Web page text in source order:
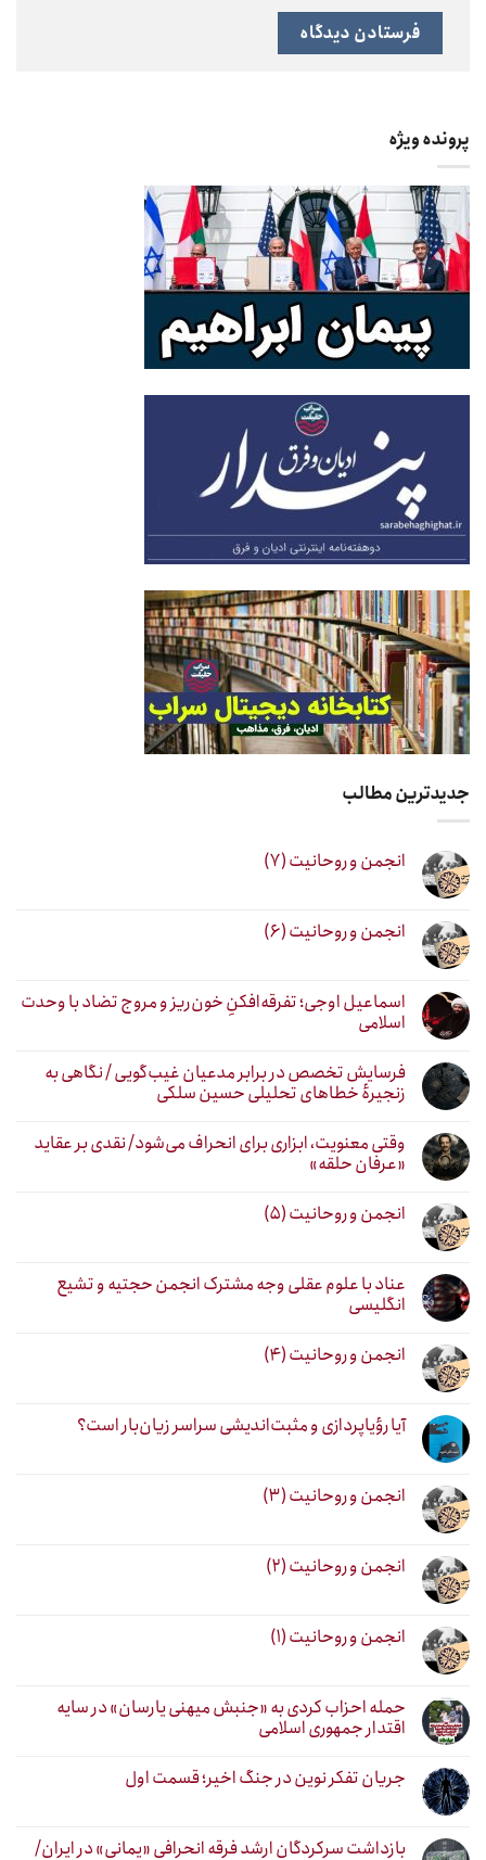
پرونده ویژه
جدیدترین مطالب
انجمن و روحانیت (۷)
انجمن و روحانیت (۶)
اسماعیل اوجی؛ تفرقه‌افکنِ خون‌ریز و مروج تضاد با وحدت
اسلامی
فرسایش تخصص در برابر مدعیان غیب‌گویی / نگاهی به
زنجیرهٔ خطاهای تحلیلی حسین سلکی
وقتی معنویت، ابزاری برای انحراف می‌شود/ نقدی بر عقاید
«عرفان حلقه»
انجمن و روحانیت (۵)
عناد با علوم عقلی وجه مشترک انجمن حجتیه و تشیع
انگلیسی
انجمن و روحانیت (۴)
آیا رؤیاپردازی و مثبت‌اندیشی سراسر زیان‌بار است؟
انجمن و روحانیت (۳)
انجمن و روحانیت (۲)
انجمن و روحانیت (۱)
حمله احزاب کردی به «جنبش میهنی یارسان» در سایه
اقتدار جمهوری اسلامی
جریان تفکر نوین در جنگ اخیر؛ قسمت اول
بازداشت سرکردگان ارشد فرقه انحرافی «یمانی» در ایران/